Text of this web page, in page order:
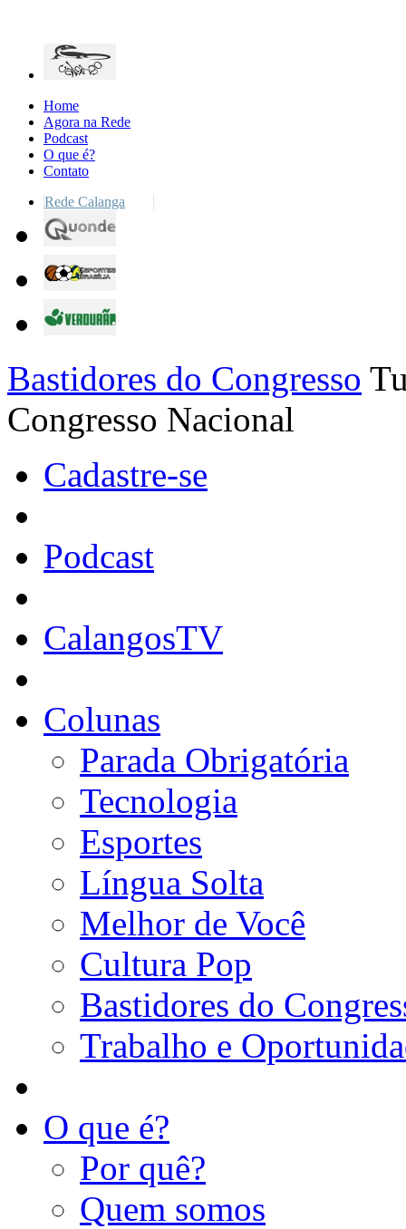
Home
Agora na Rede
Podcast
O que é?
Contato
Rede Calanga
Bastidores do Congresso
Congresso Nacional
Cadastre-se
Podcast
CalangosTV
Colunas
Parada Obrigatória
Tecnologia
Esportes
Língua Solta
Melhor de Você
Cultura Pop
Bastidores do
Trabalho e
O que é?
Por quê?
Quem somos